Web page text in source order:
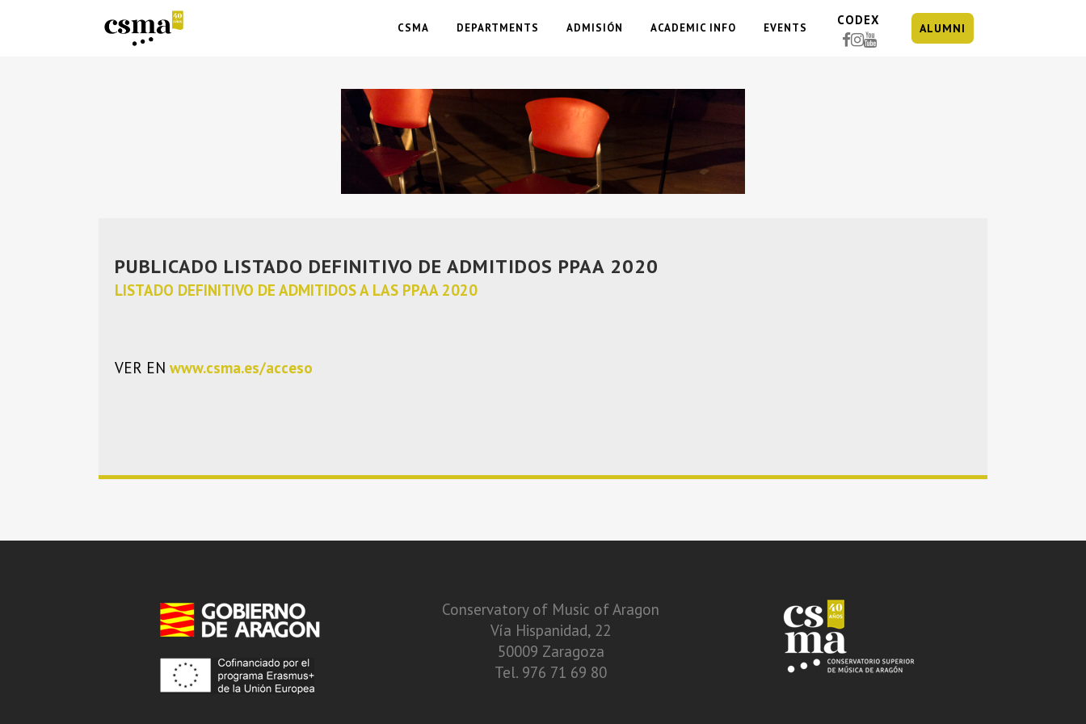
CSMA DEPARTMENTS ADMISIÓN ACADEMIC INFO EVENTS
CODEX
ALUMNI
PUBLICADO LISTADO DEFINITIVO DE ADMITIDOS PPAA 2020
LISTADO DEFINITIVO DE ADMITIDOS A LAS PPAA 2020
VER EN www.csma.es/acceso
Conservatory of Music of Aragon
Vía Hispanidad, 22
50009 Zaragoza
Tel. 976 71 69 80